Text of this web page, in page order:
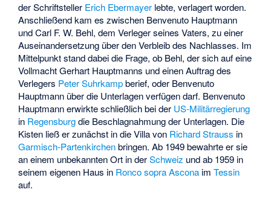
der Schriftsteller Erich Ebermayer lebte, verlagert worden.
Anschließend kam es zwischen Benvenuto Hauptmann
undCarl F. W. Behl, dem Verleger seines Vaters, zu einer
Auseinandersetzung über den Verbleib des Nachlasses. Im
Mittelpunkt stand dabei die Frage, ob Behl, der sich auf eine
Vollmacht Gerhart Hauptmanns und einen Auftrag des
Verlegers Peter Suhrkampberief, oder Benvenuto
Hauptmann über die Unterlagen verfügen darf. Benvenuto
Hauptmann erwirkte schließlich bei der US-Militärregierung
in Regensburgdie Beschlagnahmung der Unterlagen. Die
Kisten ließ er zunächst in die Villa von Richard Strauss in
Garmisch-Partenkirchenbringen. Ab 1949 bewahrte er sie
an einem unbekannten Ort in derSchweiz und ab 1959 in
seinem eigenen Haus in Ronco sopra Ascona imTessin
auf.